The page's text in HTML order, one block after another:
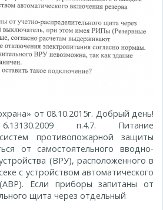
от 08.10.2015г. Добрый день!
п.4.7. Питание
противопожарной защиты
от самостоятельного вводно-
(ВРУ), расположенного в
с устройством автоматического
Если приборы запитаны от
щита через отдельный